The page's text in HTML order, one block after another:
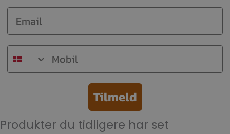
Email
Mobil
Tilmeld
Produkter du tidligere har set